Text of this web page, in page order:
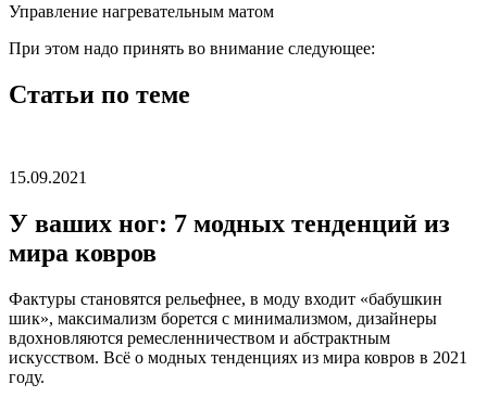
Управление нагревательным матом
При этом надо принять во внимание следующее:
Статьи по теме
15.09.2021
У ваших ног: 7 модных тенденций из
мира ковров
Фактуры становятся рельефнее, в моду входит «бабушкин
шик», максимализм борется с минимализмом, дизайнеры
вдохновляются ремесленничеством и абстрактным
искусством. Всё о модных тенденциях из мира ковров в 2021
году.